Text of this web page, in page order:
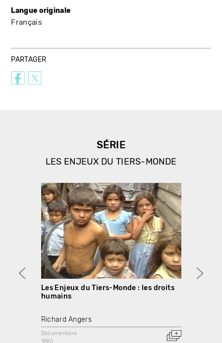
Langue originale
Français
PARTAGER
SÉRIE
LES ENJEUX DU TIERS-MONDE
Les Enjeux du Tiers-Monde : les droits
humains
Richard Angers
Documentaire
1990